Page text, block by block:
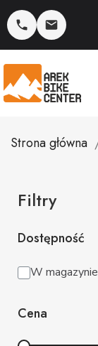
Strona główna
Filtry
Dostępność
W magazynie
Cena